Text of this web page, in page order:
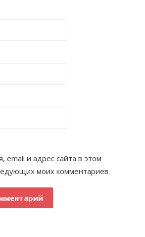
email и адрес сайта в этом
моих комментариев.